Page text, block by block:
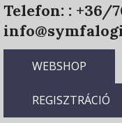
Telefon: : +36/
WEBSHOP
REGISZTRÁCIÓ